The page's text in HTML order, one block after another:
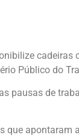
cadeiras
Público do
pausas de
que apontaram